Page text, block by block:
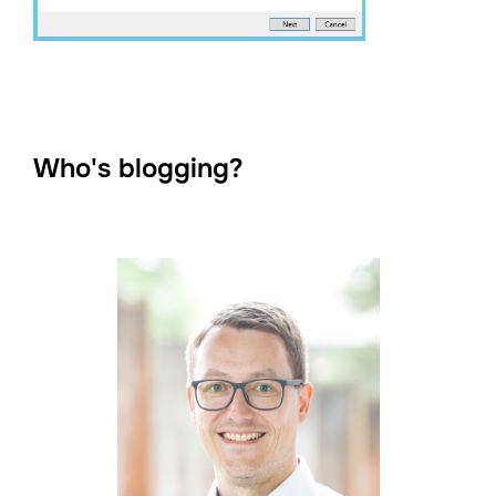
Who's blogging?